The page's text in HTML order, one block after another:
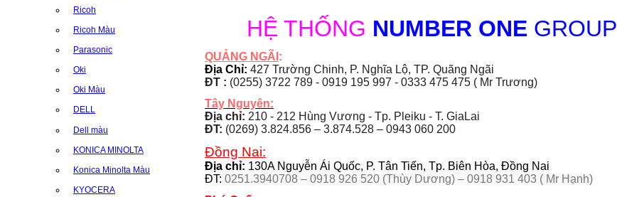
Ricoh
Ricoh Màu
Parasonic
Oki
Oki Màu
DELL
Dell màu
KONICA MINOLTA
Konica Minolta Màu
KYOCERA
HỆ THỐNG NUMBER ONE GROUP
QUẢNG NGÃI :
Địa Chỉ: 427 Trường Chinh, P. Nghĩa Lộ, TP. Quãng Ngãi
ĐT : (0255) 3722 789 - 0919 195 997 - 0333 475 475 ( Mr Trương)
Tây Nguyên:
Địa chỉ: 210 - 212 Hùng Vương - Tp. Pleiku - T. GiaLai
ĐT: (0269) 3.824.856 – 3.874.528 – 0943 060 200
Đồng Nai:
Địa chỉ: 130A Nguyễn Ái Quốc, P. Tân Tiến, Tp. Biên Hòa, Đồng Nai
ĐT: 0251.3940708 – 0918 926 520 (Thùy Dương) – 0918 931 403 ( Mr Hạnh)